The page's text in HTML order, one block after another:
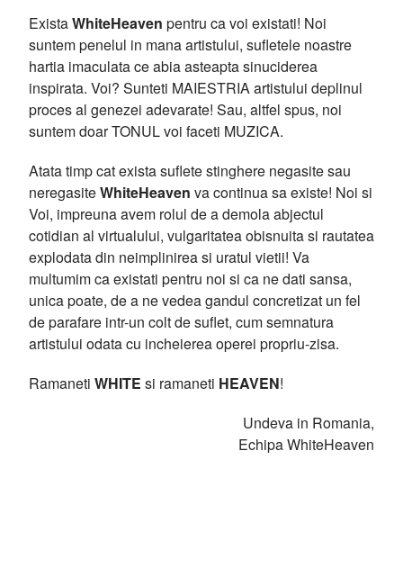
ExistaWhiteHeaven pentru ca voi existati! Noi
suntem penelul in mana artistului, sufletele noastre
hartia imaculata ce abia asteapta sinuciderea
inspirata. Voi? Sunteti MAIESTRIA artistului deplinul
proces al genezei adevarate! Sau, altfel spus, noi
suntem doar TONUL voi faceti MUZICA.
Atata timp cat exista suflete stinghere negasite sau
neregasiteWhiteHeaven va continua sa existe! Noi si
Voi, impreuna avem rolul de a demola abjectul
cotidian al virtualului, vulgaritatea obisnuita si rautatea
explodata din neimplinirea si uratul vietii! Va
multumim ca existati pentru noi si ca ne dati sansa,
unica poate, de a ne vedea gandul concretizat un fel
de parafare intr-un colt de suflet, cum semnatura
artistului odata cu incheierea operei propriu-zisa.
Ramaneti WHITE si ramaneti HEAVEN!
Undeva in Romania,
Echipa WhiteHeaven